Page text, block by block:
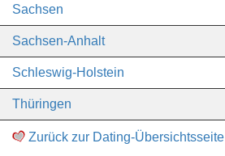
Sachsen
Sachsen-Anhalt
Schleswig-Holstein
Thüringen
Zurück zur Dating-Übersichtsseite